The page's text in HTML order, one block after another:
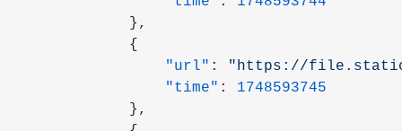
            },
            {
                "url"
:
"https://
                "time"
: 1748593745
            },